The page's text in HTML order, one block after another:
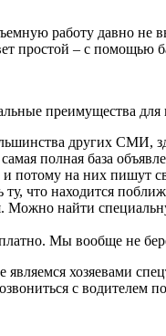
работу давно не
простой – с помощью
преимущества для
других СМИ,
полная база
потому на них пишут
что находится
найти
Мы вообще не
хозяевами
с водителем